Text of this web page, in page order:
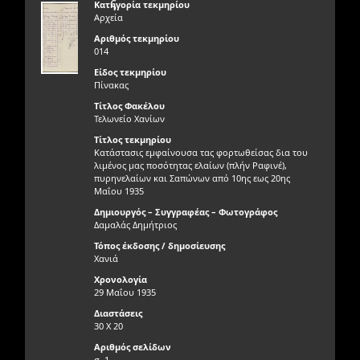
Κατηγορία τεκμηρίου
Αρχεία
Αριθμός τεκμηρίου
014
Είδος τεκμηρίου
Πίνακας
Τίτλος Φακέλου
Τελωνείο Χανίων
Τίτλος τεκμηρίου
Κατάστασις εμφαίνουσα τας φορτωθείσας δια του
λιμένος μας ποσότητας ελαίων (πλήν Ραφινέ),
πυρηνελαίων και Σαπώνων από 10ης εως 20ης
Μαΐου 1935
Δημιουργός – Συγγραφέας – Φωτογράφος
Δαμαλάς Δημήτριος
Τόπος έκδοσης / δημοσίευσης
Χανιά
Χρονολογία
29 Μαΐου 1935
Διαστάσεις
30 Χ 20
Αριθμός σελίδων